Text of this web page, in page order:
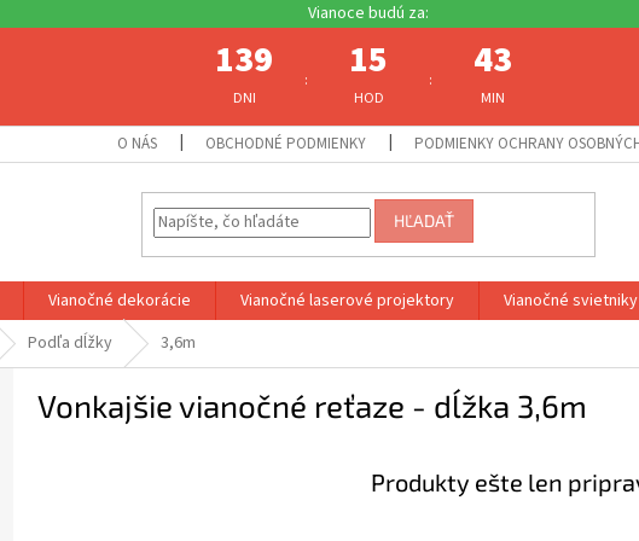
139
DNI
: 15
HOD
: 43
MIN
O NÁS OBCHODNÉ PODMIENKY PODMIENKY OCHRANY
HĽADAŤ
Vianočné dekorácie Vianočné laserové projektory Vianočné
Podľa dĺžky 3,6m
Vonkajšie vianočné reťaze - dĺžka 3,6m
Produkty ešte len